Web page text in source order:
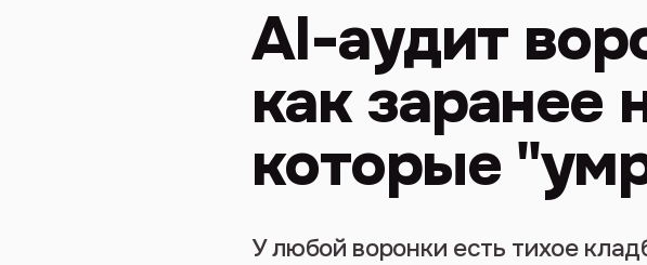
AI-аудит
как заранее
которые
У любой воронки есть тихое